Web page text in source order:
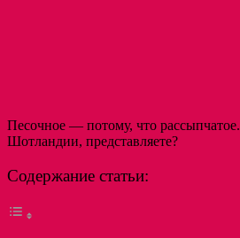
Песочное — потому, что рассыпчатое.
Шотландии, представляете?
Содержание статьи: